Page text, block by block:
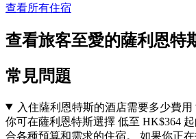
查看所有住宿
查看旅客至愛的薩利恩特
常見問題
入住薩利恩特斯的酒店需要多少費用
你可在薩利恩特斯選擇 低至 HK$364
合各種預算和需求的住宿。 如果你正